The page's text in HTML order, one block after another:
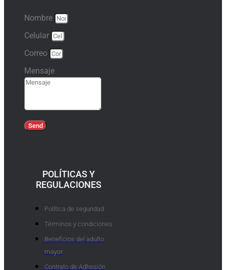
Nombre
Celular
Correo
Mensaje
Send
POLÍTICAS Y
REGULACIONES
Política de seguridad
Términos y condiciones
Beneficios del adulto
mayor
Contrato de Adhesión